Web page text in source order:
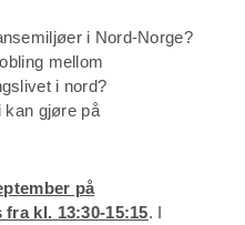
i Nord-Norge?
mellom
i nord?
kan gjøre på
på
kl. 13:30-15:15. I